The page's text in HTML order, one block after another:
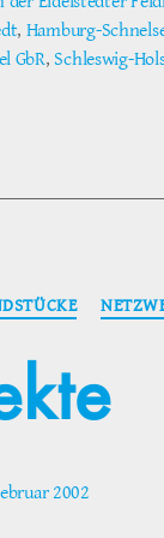
, Hamburg-
GbR, Schleswig-
2002